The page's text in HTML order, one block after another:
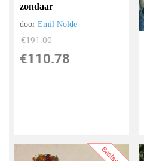
zondaar
doorEmil Nolde
€191.00
€110.78